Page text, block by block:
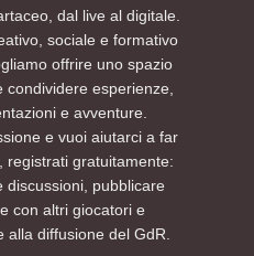
dal live al digitale.
sociale e formativo
offrire uno spazio
esperienze,
e avventure.
e vuoi aiutarci a far
registrati gratuitamente:
discussioni, pubblicare
con altri giocatori e
diffusione del GdR.